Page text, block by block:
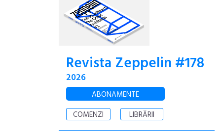
Revista Zeppelin #178
2026
ABONAMENTE
COMENZI
LIBRĂRII